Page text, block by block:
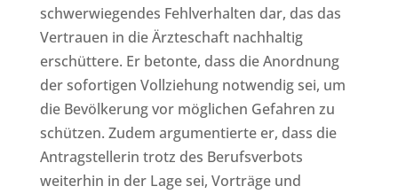
schwerwiegendes Fehlverhalten dar, das das
Vertrauen in die Ärzteschaft nachhaltig
erschüttere. Er betonte, dass die Anordnung
der sofortigen Vollziehung notwendig sei, um
die Bevölkerung vor möglichen Gefahren zu
schützen. Zudem argumentierte er, dass die
Antragstellerin trotz des Berufsverbots
weiterhin in der Lage sei, Vorträge und